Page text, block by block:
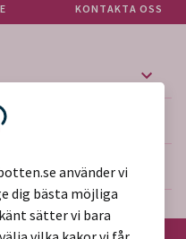
KONTAKTA OSS
kakor
använder vi
dig bästa möjliga
sätter vi bara